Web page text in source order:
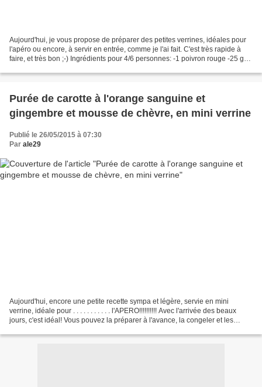
Aujourd'hui, je vous propose de préparer des petites verrines, idéales pour
l'apéro ou encore, à servir en entrée, comme je l'ai fait. C'est très rapide à
faire, et très bon ;-) Ingrédients pour 4/6 personnes: -1 poivron rouge -25 gr
Purée de carotte à l'orange sanguine et
gingembre et mousse de chèvre, en mini verrine
Publié le 26/05/2015 à 07:30
Par ale29
Aujourd'hui, encore une petite recette sympa et légère, servie en mini
verrine, idéale pour . . . . . . . . . . . l'APERO!!!!!!!!!! Avec l'arrivée des beaux
jours, c'est idéal! Vous pouvez la préparer à l'avance, la congeler et les